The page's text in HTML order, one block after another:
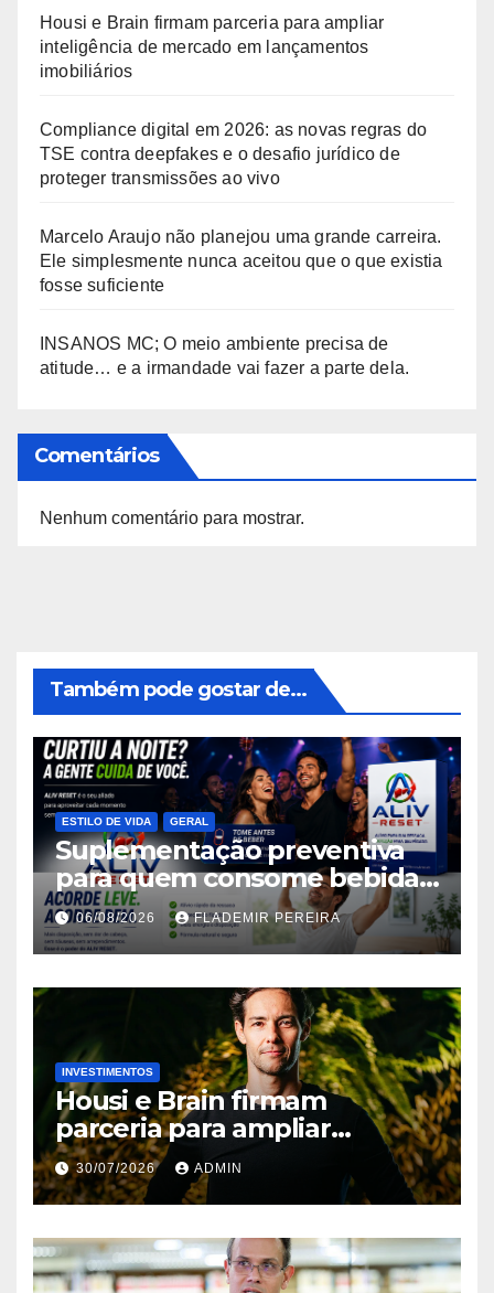
Housi e Brain firmam parceria para ampliar
inteligência de mercado em lançamentos
imobiliários
Compliance digital em 2026: as novas regras do
TSE contra deepfakes e o desafio jurídico de
proteger transmissões ao vivo
Marcelo Araujo não planejou uma grande carreira.
Ele simplesmente nunca aceitou que o que existia
fosse suficiente
INSANOS MC; O meio ambiente precisa de
atitude… e a irmandade vai fazer a parte dela.
Comentários
Nenhum comentário para mostrar.
Também pode gostar de...
ESTILO DE VIDA GERAL
Suplementação preventiva
para quem consome bebidas
alcoólicas ganha espaço no
mercado brasileiro
06/08/2026 FLADEMIR PEREIRA
INVESTIMENTOS
Housi e Brain firmam
parceria para ampliar
inteligência de mercado em
lançamentos imobiliários
30/07/2026 ADMIN